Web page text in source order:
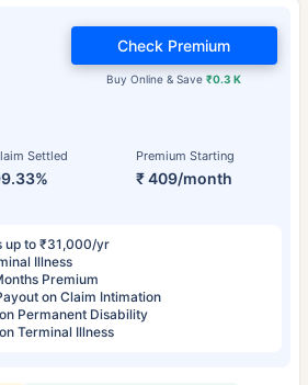
Settled Premium Starting
₹ 409/month
Buy Online & Save₹0.3 K
Check Premium
up to ₹31,000/yr
Illness
Premium
on Claim Intimation
Permanent Disability
Terminal Illness